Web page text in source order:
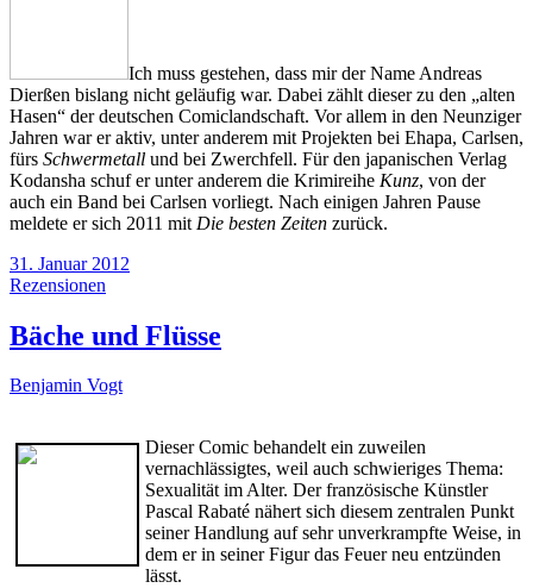
Ich muss gestehen, dass mir der Name Andreas
Dierßen bislang nicht geläufig war. Dabei zählt dieser zu den „alten
Hasen“ der deutschen Comiclandschaft. Vor allem in den Neunziger
Jahren war er aktiv, unter anderem mit Projekten bei Ehapa, Carlsen,
fürs Schwermetall und bei Zwerchfell. Für den japanischen Verlag
Kodansha schuf er unter anderem die Krimireihe Kunz, von der
auch ein Band bei Carlsen vorliegt. Nach einigen Jahren Pause
meldete er sich 2011 mit Die besten Zeiten zurück.
31. Januar 2012
Rezensionen
Bäche und Flüsse
Benjamin Vogt
Dieser Comic behandelt ein zuweilen
vernachlässigtes, weil auch schwieriges Thema:
Sexualität im Alter. Der französische Künstler
Pascal Rabaté nähert sich diesem zentralen Punkt
seiner Handlung auf sehr unverkrampfte Weise, in
dem er in seiner Figur das Feuer neu entzünden
lässt.